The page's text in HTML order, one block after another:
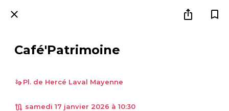
Café'Patrimoine
Pl. de Hercé Laval Mayenne
samedi 17 janvier 2026 à 10:30